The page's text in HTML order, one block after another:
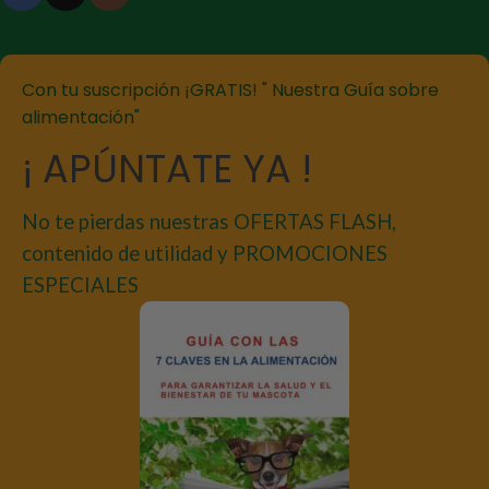
Con tu suscripción ¡GRATIS! " Nuestra Guía sobre
alimentación"
¡ APÚNTATE YA !
No te pierdas nuestras OFERTAS FLASH,
contenido de utilidad y PROMOCIONES
ESPECIALES